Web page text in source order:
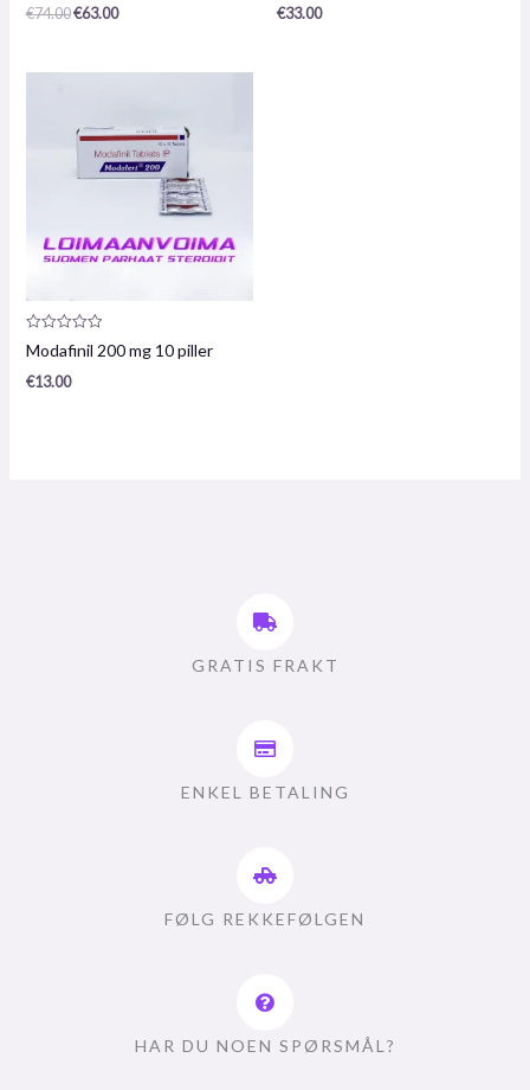
5
€74.00€63.00
5
€33.00
Produktanmeldelse:
0
5
Modafinil 200 mg 10 piller
€13.00
GRATIS FRAKT
ENKEL BETALING
FØLG REKKEFØLGEN
HAR DU NOEN SPØRSMÅL?